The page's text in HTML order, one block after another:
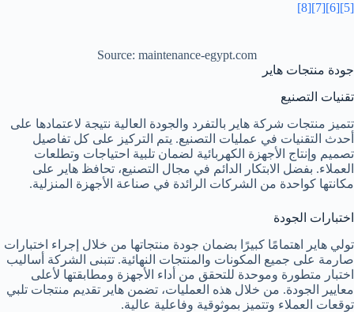
[5]
[6]
[7]
[8]
Source: maintenance-egypt.com
جودة منتجات هاير
تقنيات التصنيع
تتميز منتجات شركة هاير بالتفرد والجودة العالية نتيجة لاعتمادها على
أحدث التقنيات في عمليات التصنيع. يتم التركيز على كل تفاصيل
تصميم وإنتاج الأجهزة الكهربائية لضمان تلبية احتياجات وتطلعات
العملاء. بفضل الابتكار الدائم في مجال التصنيع، تحافظ هاير على
مكانتها كواحدة من الشركات الرائدة في صناعة الأجهزة المنزلية.
اختبارات الجودة
تولي هاير اهتمامًا كبيرًا بضمان جودة منتجاتها من خلال إجراء اختبارات
صارمة على جميع المكونات والمنتجات النهائية. تتبنى الشركة أساليب
اختبار متطورة وموحدة للتحقق من أداء الأجهزة ومطابقتها لأعلى
معايير الجودة. من خلال هذه العمليات، تضمن هاير تقديم منتجات تلبي
توقعات العملاء وتتميز بموثوقية وفاعلية عالية.